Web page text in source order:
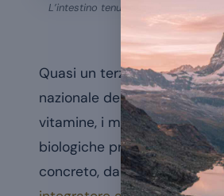
L’intestino tenue assicura la
Quasi un terzo della
nazionale dell’USAV. Ma
vitamine, i minerali o le
biologiche precise,
concreto, dallo stomaco al